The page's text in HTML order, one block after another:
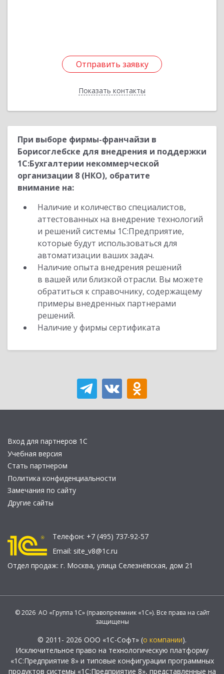
Отправить заявку
Показать контакты
Отправить заявку
Назад
При выборе фирмы-франчайзи в
Борисоглебске для внедрения и поддержки
1С:Бухгалтерии некоммерческой
организации 8 (НКО), обратите
внимание на:
Наличие и количество специалистов,
аттестованных на внедрение технологий
и решений системы 1С:Предприятие,
которые будут использоваться для
автоматизации ваших задач.
Наличие опыта внедрения решений
в вашей или близкой отрасли. Вы можете
обратиться к справочнику, содержащему
примеры внедренных партнерами
решений.
Наличие у фирмы сертификата
Вход для партнеров 1С
Учебная версия
Стать партнером
Политика конфиденциальности
Замечания по сайту
Другие сайты
Телефон: +7 (495) 737-92-57
Email: site_v8@1c.ru
Отдел продаж: г. Москва, улица Селезнёвская, дом 21
© 2026 АО «Группа 1С» (правопреемник «1С»). Все права на сайт
защищены
© 2011- 2026 ООО «1С-Софт» (о компании).
Исключительное право на технологическую платформу
«1С:Предприятие 8» и типовые конфигурации программных
продуктов системы «1С:Предприятие 8», представленные на